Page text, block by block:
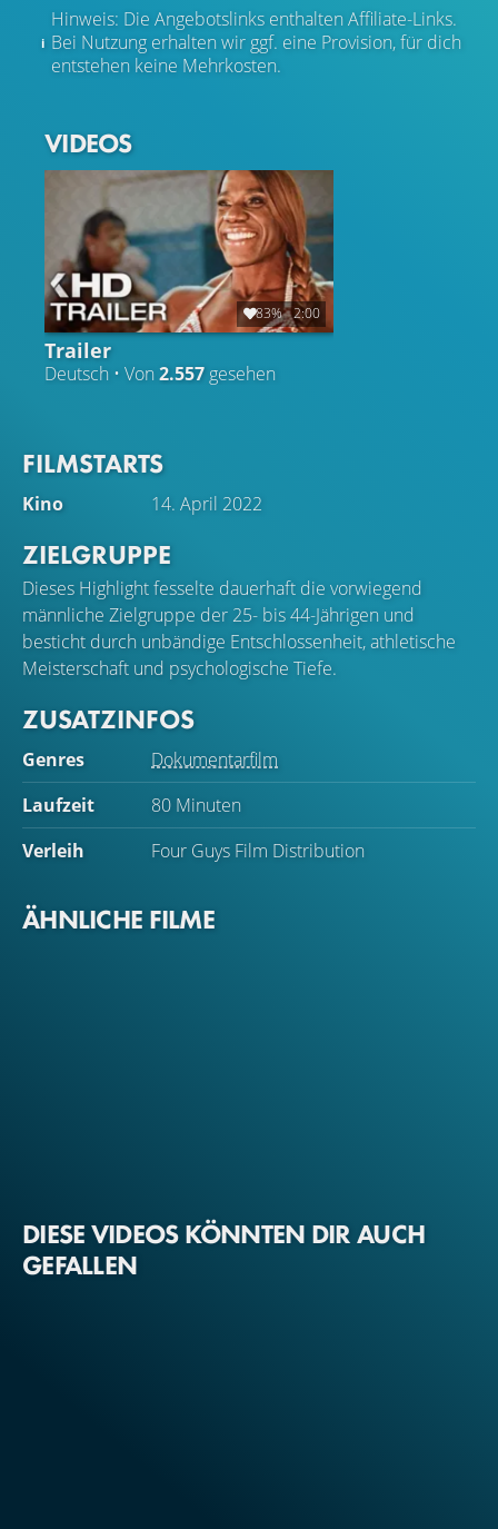
Hinweis: Die Angebotslinks enthalten Affiliate-Links.
Bei Nutzung erhalten wir ggf. eine Provision, für dich
entstehen keine Mehrkosten.
VIDEOS
83% 2:00
Trailer
Deutsch • Von2.557 gesehen
FILMSTARTS
Kino 14. April 2022
ZIELGRUPPE
Dieses Highlight fesselte dauerhaft die vorwiegend
männliche Zielgruppe der 25- bis 44-Jährigen und
besticht durch unbändige Entschlossenheit, athletische
Meisterschaft und psychologische Tiefe.
ZUSATZINFOS
Genres
Dokumentarfilm
Laufzeit
80 Minuten
Verleih
Four Guys Film Distribution
ÄHNLICHE FILME
DIESE VIDEOS KÖNNTEN DIR AUCH
GEFALLEN